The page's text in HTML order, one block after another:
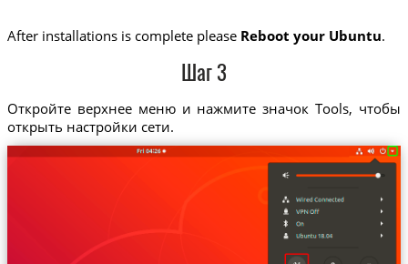
After installations is complete please Reboot your Ubuntu.
Шаг 3
Откройте верхнее меню и нажмите значок Tools, чтобы
открыть настройки сети.